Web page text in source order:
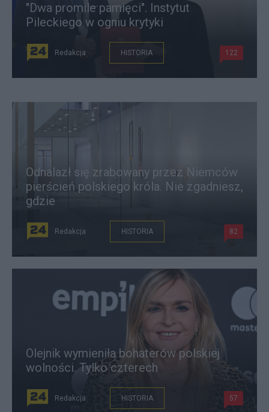
"Dwa promile pamięci". Instytut
Pileckiego w ogniu krytyki
Redakcja HISTORIA 122
Odnalazł się zrabowany przez Niemców
pierścień polskiego króla. Nie zgadniesz,
gdzie
Redakcja HISTORIA 82
Olejnik wymieniła bohaterów polskiej
wolności. Tylko czterech
Redakcja HISTORIA 57